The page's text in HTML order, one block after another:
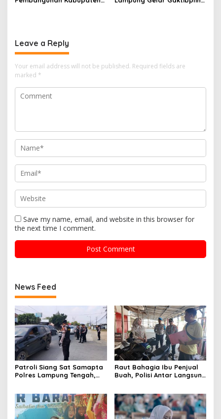
Leave a Reply
Your email address will not be published. Required fields are
marked *
Save my name, email, and website in this browser for
the next time I comment.
News Feed
Patroli Siang Sat Samapta
Polres Lampung Tengah,
Raut Bahagia Ibu Penjual
Buah, Polisi Antar Langsung